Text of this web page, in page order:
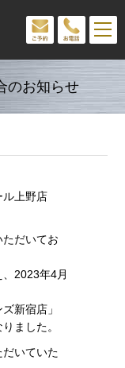
のお知らせ
ル上野店
だいてお
2023年4月
新宿店」
ました。
いていた